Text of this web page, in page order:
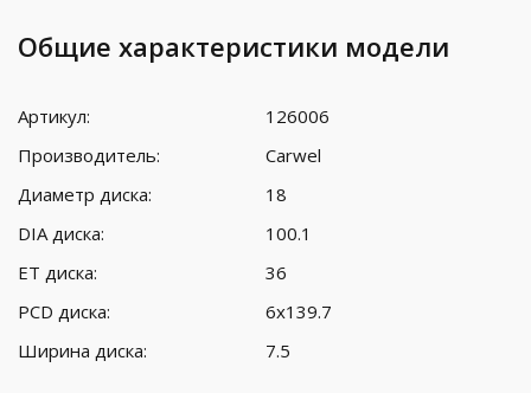
Общие характеристики модели
Артикул:
126006
Производитель:
Carwel
Диаметр диска:
18
DIA диска:
100.1
ET диска:
36
PCD диска:
6x139.7
Ширина диска:
7.5